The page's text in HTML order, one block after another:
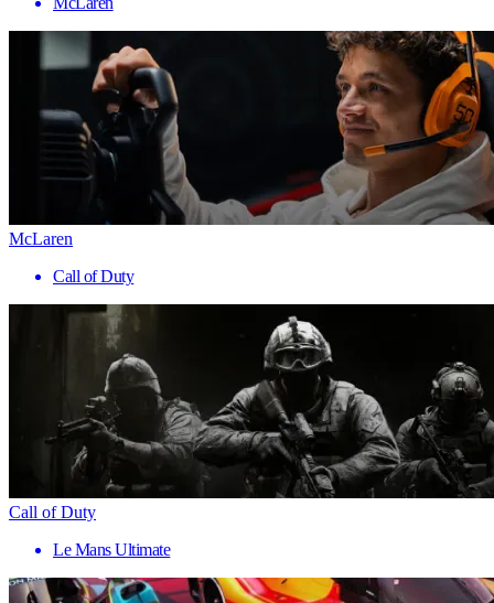
McLaren
Call of Duty
Call of Duty
Le Mans Ultimate